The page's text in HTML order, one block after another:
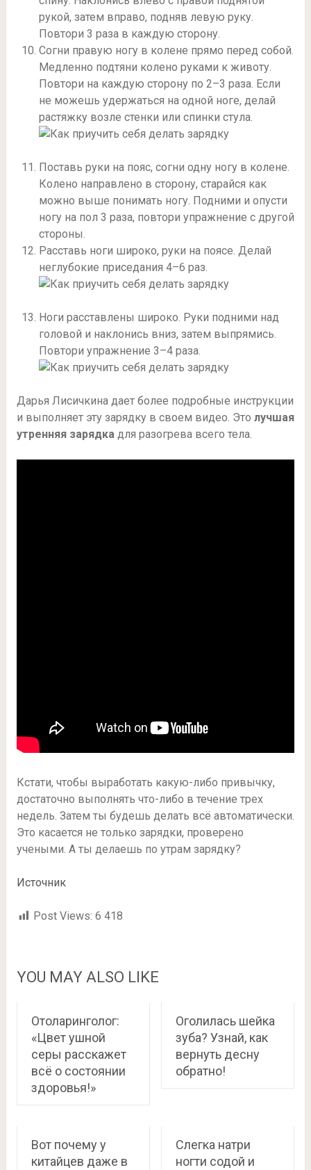
рукой, затем вправо, подняв левую руку.
Повтори 3 раза в каждую сторону.
Согни правую ногу в колене прямо перед собой.
Медленно подтяни колено руками к животу.
Повтори на каждую сторону по 2–3 раза. Если
не можешь удержаться на одной ноге, делай
растяжку возле стенки или спинки стула.
Поставь руки на пояс, согни одну ногу в колене.
Колено направлено в сторону, старайся как
можно выше понимать ногу. Подними и опусти
ногу на пол 3 раза, повтори упражнение с другой
стороны.
Расставь ноги широко, руки на поясе. Делай
неглубокие приседания 4–6 раз.
Ноги расставлены широко. Руки подними над
головой и наклонись вниз, затем выпрямись.
Повтори упражнение 3–4 раза.
Дарья Лисичкина дает более подробные инструкции
и выполняет эту зарядку в своем видео. Это лучшая
утренняя зарядкадля разогрева всего тела.
Кстати, чтобы выработать какую-либо привычку,
достаточно выполнять что-либо в течение трех
недель. Затем ты будешь делать всё автоматически.
Это касается не только зарядки, проверено
учеными. А ты делаешь по утрам зарядку?
Источник
Post Views: 6 418
YOU MAY ALSO LIKE
Отоларинголог:
«Цвет ушной
серы расскажет
всё о состоянии
здоровья!»
Оголилась шейка
зуба? Узнай, как
вернуть десну
обратно!
Вот почему у
китайцев даже в
Слегка натри
ногти содой и